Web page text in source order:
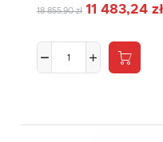
18 855,90 zł 11 483,24 zł